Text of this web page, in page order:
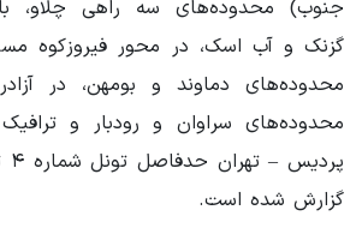
جنوب) محدوده‌های سه راهی چلاو،
گزنک و آب اسک، در محور فیروزکوه
محدوده‌های دماوند و بومهن، در
محدوده‌های سراوان و رودبار و
گزارش شده است.